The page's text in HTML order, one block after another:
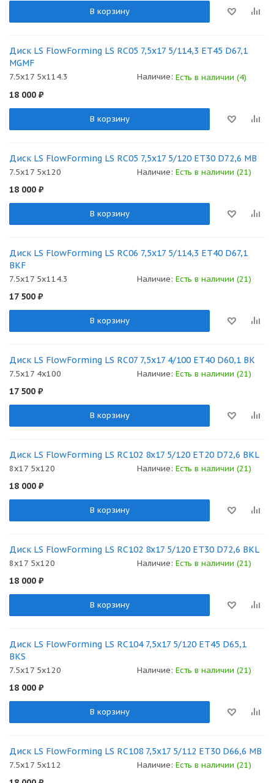
В корзину
Диск LS FlowForming LS RC05 7,5x17 5/114,3 ET45 D67,1
MGMF
7.5x17 5x114.3 Наличие: Есть в наличии (4)
18 000 ₽
В корзину
Диск LS FlowForming LS RC05 7,5x17 5/120 ET30 D72,6 MB
7.5x17 5x120 Наличие: Есть в наличии (21)
18 000 ₽
В корзину
Диск LS FlowForming LS RC06 7,5x17 5/114,3 ET40 D67,1
BKF
7.5x17 5x114.3 Наличие: Есть в наличии (21)
17 500 ₽
В корзину
Диск LS FlowForming LS RC07 7,5x17 4/100 ET40 D60,1 BK
7.5x17 4x100 Наличие: Есть в наличии (21)
17 500 ₽
В корзину
Диск LS FlowForming LS RC102 8x17 5/120 ET20 D72,6 BKL
8x17 5x120 Наличие: Есть в наличии (21)
18 000 ₽
В корзину
Диск LS FlowForming LS RC102 8x17 5/120 ET30 D72,6 BKL
8x17 5x120 Наличие: Есть в наличии (21)
18 000 ₽
В корзину
Диск LS FlowForming LS RC104 7,5x17 5/120 ET45 D65,1
BKS
7.5x17 5x120 Наличие: Есть в наличии (21)
18 000 ₽
В корзину
Диск LS FlowForming LS RC108 7,5x17 5/112 ET30 D66,6 MB
7.5x17 5x112 Наличие: Есть в наличии (21)